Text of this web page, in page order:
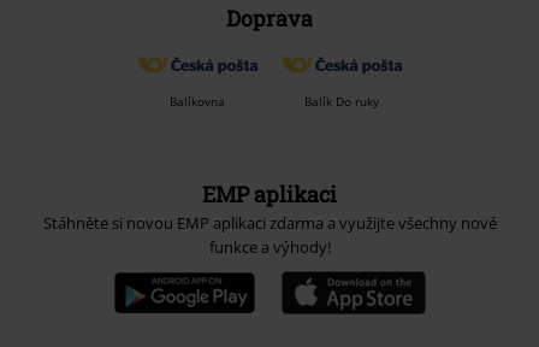
Doprava
Balíkovna Balík Do ruky
EMP aplikaci
Stáhněte si novou EMP aplikaci zdarma a využijte všechny nové
funkce a výhody!